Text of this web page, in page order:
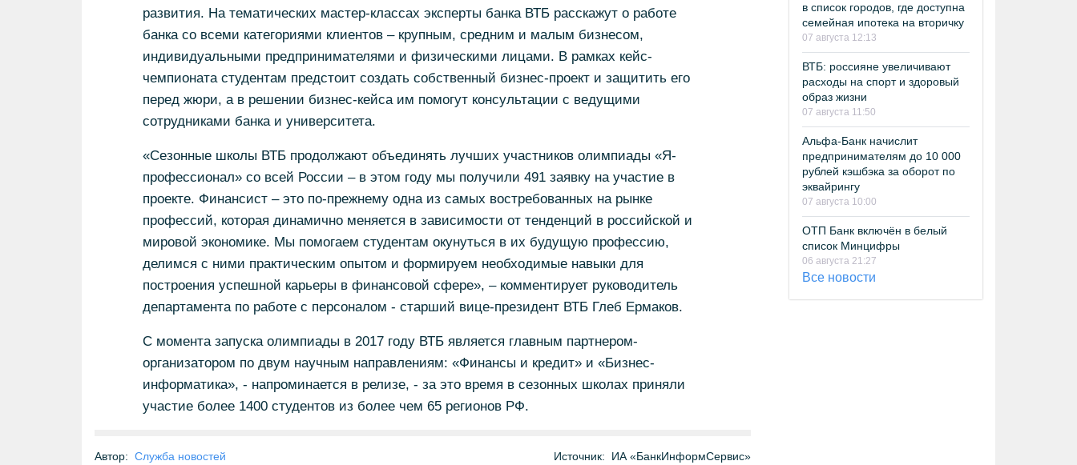
развития. На тематических мастер-классах эксперты банка ВТБ расскажут о работе
банка со всеми категориями клиентов – крупным, средним и малым бизнесом,
индивидуальными предпринимателями и физическими лицами. В рамках кейс-
чемпионата студентам предстоит создать собственный бизнес-проект и защитить его
перед жюри, а в решении бизнес-кейса им помогут консультации с ведущими
сотрудниками банка и университета.
«Сезонные школы ВТБ продолжают объединять лучших участников олимпиады «Я-
профессионал» со всей России – в этом году мы получили 491 заявку на участие в
проекте. Финансист – это по-прежнему одна из самых востребованных на рынке
профессий, которая динамично меняется в зависимости от тенденций в российской и
мировой экономике. Мы помогаем студентам окунуться в их будущую профессию,
делимся с ними практическим опытом и формируем необходимые навыки для
построения успешной карьеры в финансовой сфере», – комментирует руководитель
департамента по работе с персоналом - старший вице-президент ВТБ Глеб Ермаков.
С момента запуска олимпиады в 2017 году ВТБ является главным партнером-
организатором по двум научным направлениям: «Финансы и кредит» и «Бизнес-
информатика», - напроминается в релизе, - за это время в сезонных школах приняли
участие более 1400 студентов из более чем 65 регионов РФ.
Автор: Служба новостей Источник: ИА «БанкИнформСервис»
в список городов, где доступна
семейная ипотека на вторичку
07 августа 12:13
ВТБ: россияне увеличивают
расходы на спорт и здоровый
образ жизни
07 августа 11:50
Альфа-Банк начислит
предпринимателям до 10 000
рублей кэшбэка за оборот по
эквайрингу
07 августа 10:00
ОТП Банк включён в белый
список Минцифры
06 августа 21:27
Все новости